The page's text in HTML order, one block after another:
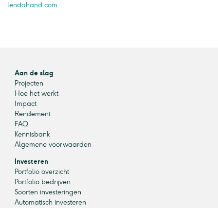
lendahand.com
Aan de slag
Projecten
Hoe het werkt
Impact
Rendement
FAQ
Kennisbank
Algemene voorwaarden
Investeren
Portfolio overzicht
Portfolio bedrijven
Soorten investeringen
Automatisch investeren